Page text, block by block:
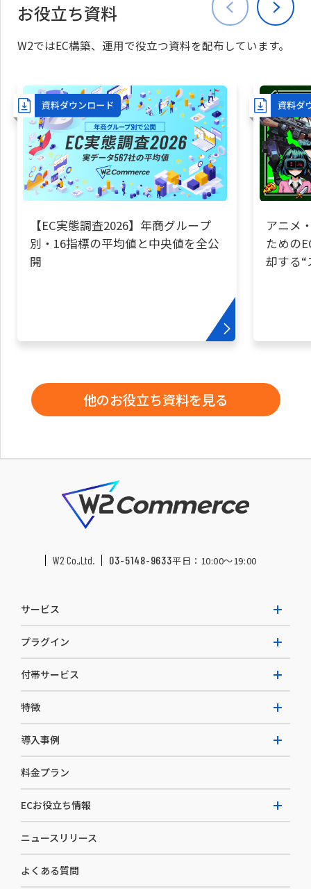
お役立ち資料
W2ではEC構築、運用で役立つ資料を配布しています。
【EC実態調査2026】年商グループ
別・16指標の平均値と中央値を全公
開
アニメ
ための
却する
他のお役立ち資料を見る
W2 Co.,Ltd. 03-5148-9633平日：10:00〜19:00
サービス
W2 Commerce Repeat
W2 Commerce BtoB
W2 Commerce Asia
プラグイン
AI buddy
付帯サービス
EC運用構築支援・運用支援
カスタマーサクセス
セキュリティ
デザイン制作
コンサルティング
特徴
選ばれる理由
開発体制
導入事例
導入企業一覧
料金プラン
ECお役立ち情報
お役立ち資料
ニュースリリース
よくある質問